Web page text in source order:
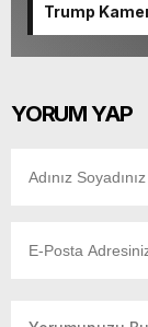
Trump
YORUM YAP